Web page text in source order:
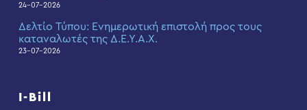
24-07-2026
Δελτίο Τύπου: Eνημερωτική επιστολή προς τους
καταναλωτές της Δ.Ε.Υ.Α.Χ.
23-07-2026
I-Bill